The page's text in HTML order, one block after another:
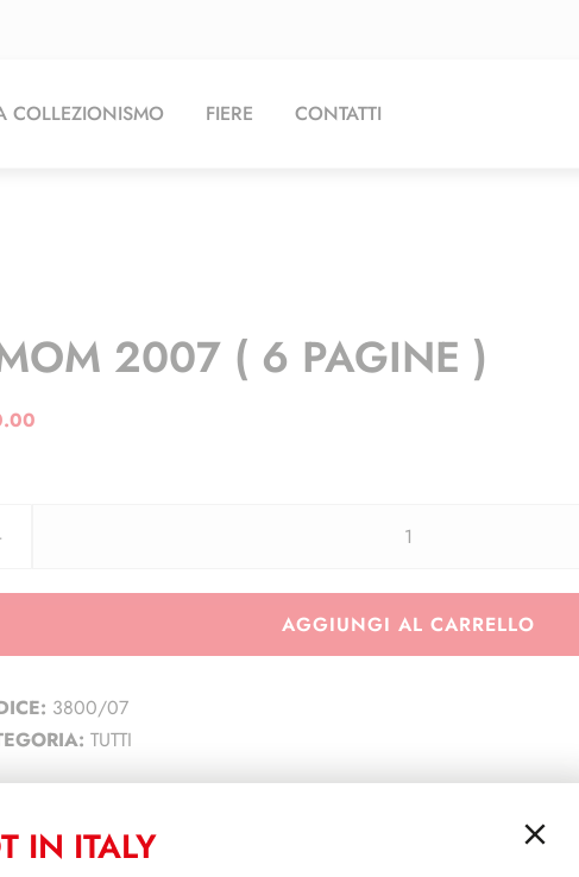
COLLEZIONISMO FIERE CONTATTI
2007 ( 6 PAGINE )
SMOM
(
AGGIUNGI AL CARRELLO
3800/07
TUTTI
IN ITALY